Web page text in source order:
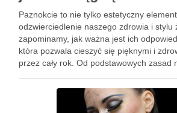
Paznokcie to nie tylko estetyczny
odzwierciedlenie naszego zdrowia i stylu
zapominamy, jak ważna jest ich
która pozwala cieszyć się pięknymi i
przez cały rok. Od podstawowych zasad
kondycję – istnieje …